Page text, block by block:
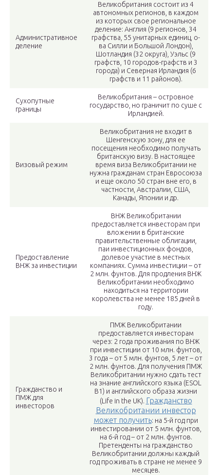
Административное
деление
Великобритания состоит из 4
автономных регионов, в каждом
из которых свое региональное
деление: Англия (9 регионов, 34
графства, 55 унитарных единиц, о-
ва Силли и Большой Лондон),
Шотландия (32 округа), Уэльс (9
графств, 10 городов-графств и 3
города) и Северная Ирландия (6
графств и 11 районов).
Сухопутные
границы
Великобритания – островное
государство, но граничит по суше с
Ирландией.
Визовый режим
Великобритания не входит в
Шенгенскую зону, для ее
посещения необходимо получать
британскую визу. В настоящее
время виза Великобритании не
нужна гражданам стран Евросоюза
и еще около 50 стран вне его, в
частности, Австралии, США,
Канады, Японии и др.
Предоставление
ВНЖ за инвестиции
ВНЖ Великобритании
предоставляется инвесторам при
вложении в британские
правительственные облигации,
паи инвестиционных фондов,
долевое участие в местных
компаниях. Сумма инвестиции – от
2 млн. фунтов. Для продления ВНЖ
Великобритании необходимо
находиться на территории
королевства не менее 185 дней в
году.
Гражданство и
ПМЖ для
инвесторов
ПМЖ Великобритании
предоставляется инвесторам
через: 2 года проживания по ВНЖ
при инвестиции от 10 млн. фунтов,
3 года – от 5 млн. фунтов, 5 лет – от
2 млн. фунтов. Для получения ПМЖ
Великобритании нужно сдать тест
на знание английского языка (ESOL
B1) и английского образа жизни
(Life in the UK). Гражданство
Великобритании инвестор
может получить: на 5-й год при
инвестировании от 5 млн. фунтов,
на 6-й год – от 2 млн. фунтов.
Претенденты на гражданство
Великобритании должны каждый
год проживать в стране не менее 9
месяцев.